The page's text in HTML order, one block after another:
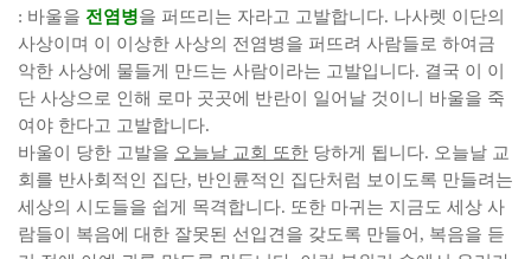
: 바울을 전염병을 퍼뜨리는 자라고 고발합니다. 나사렛 이단의
사상이며 이 이상한 사상의 전염병을 퍼뜨려 사람들로 하여금
악한 사상에 물들게 만드는 사람이라는 고발입니다. 결국 이 이
단 사상으로 인해 로마 곳곳에 반란이 일어날 것이니 바울을 죽
여야 한다고 고발합니다.
바울이 당한 고발을 오늘날 교회 또한 당하게 됩니다. 오늘날 교
회를 반사회적인 집단, 반인륜적인 집단처럼 보이도록 만들려는
세상의 시도들을 쉽게 목격합니다. 또한 마귀는 지금도 세상 사
람들이 복음에 대한 잘못된 선입견을 갖도록 만들어 , 복음을 듣